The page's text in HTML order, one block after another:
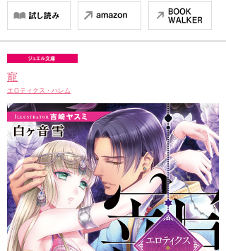
寵
エロティクス・ハレム